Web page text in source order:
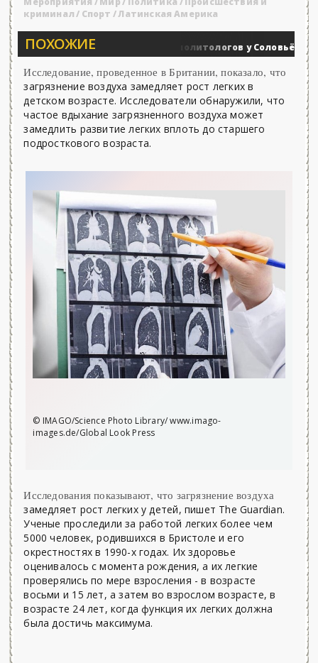
криминал/ Спорт /Латинская Америка
ПОХОЖИЕ
действия Вечерние баталии политологов у Соловьёва
Исследование, проведенное в Британии, показало, что
загрязнение воздуха замедляет рост легких в
детском возрасте. Исследователи обнаружили, что
частое вдыхание загрязненного воздуха может
замедлить развитие легких вплоть до старшего
подросткового возраста.
© IMAGO/Science Photo Library/ www.imago-
images.de/Global Look Press
Исследования показывают, что загрязнение воздуха
замедляет рост легких у детей, пишет The Guardian.
Ученые проследили за работой легких более чем
5000 человек, родившихся в Бристоле и его
окрестностях в 1990-х годах. Их здоровье
оценивалось с момента рождения, а их легкие
проверялись по мере взросления - в возрасте
восьми и 15 лет, а затем во взрослом возрасте, в
возрасте 24 лет, когда функция их легких должна
была достичь максимума.